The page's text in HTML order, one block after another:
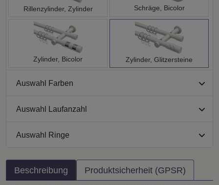
Rillenzylinder, Zylinder Schräge, Bicolor
Zylinder, Bicolor Zylinder, Glitzersteine
Auswahl Farben
Auswahl Laufanzahl
Auswahl Ringe
Beschreibung Produktsicherheit (GPSR)